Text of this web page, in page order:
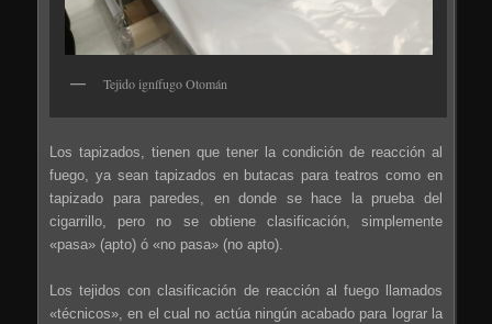
Tejido ignífugo Otomán
Los tapizados, tienen que tener la condición de reacción al
fuego, ya sean tapizados en butacas para teatros como en
tapizado para paredes, en donde se hace la prueba del
cigarrillo, pero no se obtiene clasificación, simplemente
«pasa» (apto) ó «no pasa» (no apto).
Los tejidos con clasificación de reacción al fuego llamados
«técnicos», en el cual no actúa ningún acabado para lograr la